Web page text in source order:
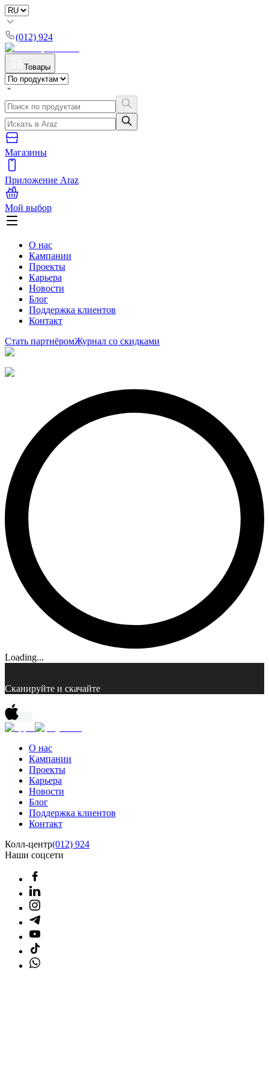
(012) 924
Товары
Магазины
Приложение Araz
Мой выбор
О нас
Кампании
Проекты
Карьера
Новости
Блог
Поддержка клиентов
Контакт
Стать партнёромЖурнал со скидками
Loading...
Сканируйте и скачайте
О нас
Кампании
Проекты
Карьера
Новости
Блог
Поддержка клиентов
Контакт
Колл-центр(012) 924
Наши соцсети